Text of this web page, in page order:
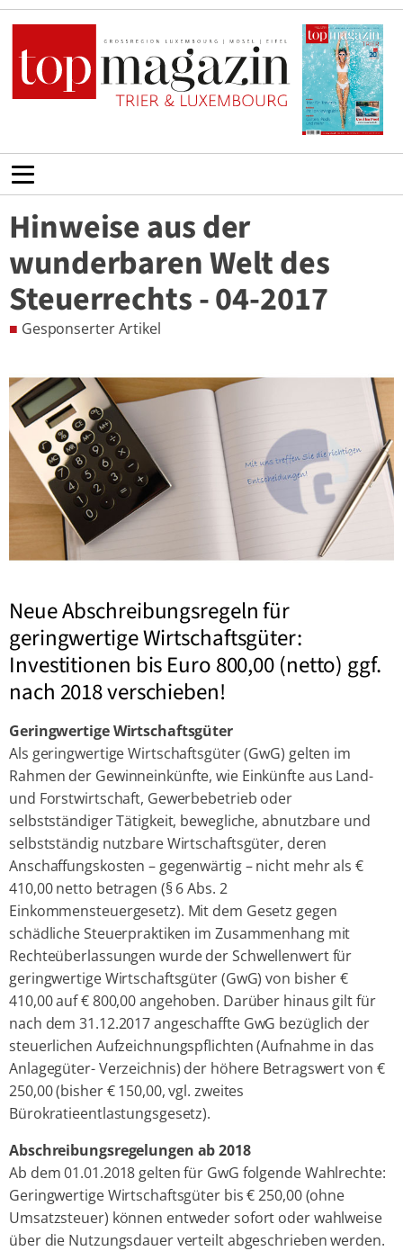
Hinweise aus der
wunderbaren Welt des
Steuerrechts - 04-2017
■ Gesponserter Artikel
Neue Abschreibungsregeln für
geringwertige Wirtschaftsgüter:
Investitionen bis Euro 800,00 (netto) ggf.
nach 2018 verschieben!
Geringwertige Wirtschaftsgüter
Als geringwertige Wirtschaftsgüter (GwG) gelten im
Rahmen der Gewinneinkünfte, wie Einkünfte aus Land-
und Forstwirtschaft, Gewerbebetrieb oder
selbstständiger Tätigkeit, bewegliche, abnutzbare und
selbstständig nutzbare Wirtschaftsgüter, deren
Anschaffungskosten – gegenwärtig – nicht mehr als €
410,00 netto betragen (§ 6 Abs. 2
Einkommensteuergesetz). Mit dem Gesetz gegen
schädliche Steuerpraktiken im Zusammenhang mit
Rechteüberlassungen wurde der Schwellenwert für
geringwertige Wirtschaftsgüter (GwG) von bisher €
410,00 auf € 800,00 angehoben. Darüber hinaus gilt für
nach dem 31.12.2017 angeschaffte GwG bezüglich der
steuerlichen Aufzeichnungspflichten (Aufnahme in das
Anlagegüter- Verzeichnis) der höhere Betragswert von €
250,00 (bisher € 150,00, vgl. zweites
Bürokratieentlastungsgesetz).
Abschreibungsregelungen ab 2018
Ab dem 01.01.2018 gelten für GwG folgende Wahlrechte:
Geringwertige Wirtschaftsgüter bis € 250,00 (ohne
Umsatzsteuer) können entweder sofort oder wahlweise
über die Nutzungsdauer verteilt abgeschrieben werden.